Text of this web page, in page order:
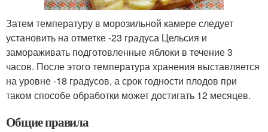
Затем температуру в морозильной камере следует
установить на отметке -23 градуса Цельсия и
замораживать подготовленные яблоки в течение 3
часов. После этого температура хранения выставляется
на уровне -18 градусов, а срок годности плодов при
таком способе обработки может достигать 12 месяцев.
Общие правила